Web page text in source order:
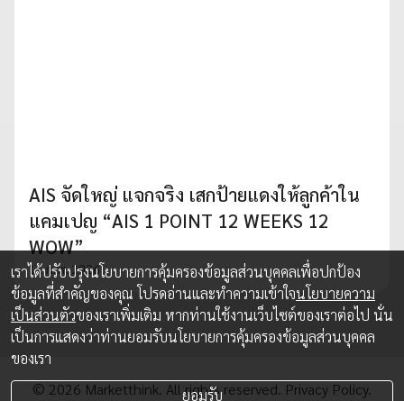
AIS จัดใหญ่ แจกจริง เสกป้ายแดงให้ลูกค้าใน
แคมเปญ “AIS 1 POINT 12 WEEKS 12
WOW”
11 ก.พ. 2026
© 2026 Marketthink. All rights reserved. Privacy Policy.
เราได้ปรับปรุงนโยบายการคุ้มครองข้อมูลส่วนบุคคลเพื่อปกป้อง
ข้อมูลที่สำคัญของคุณ โปรดอ่านและทำความเข้าใจนโยบายความ
เป็นส่วนตัวของเราเพิ่มเติม หากท่านใช้งานเว็บไซต์ของเราต่อไป นั่น
เป็นการแสดงว่าท่านยอมรับนโยบายการคุ้มครองข้อมูลส่วนบุคคล
ของเรา
ยอมรับ